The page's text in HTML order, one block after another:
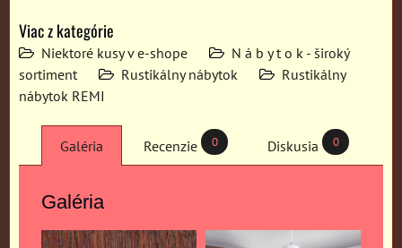
Viac z kategórie
Niektoré kusy v e-shope
N á b y t o k - široký
sortiment
Rustikálny nábytok
Rustikálny
nábytok REMI
Galéria Recenzie 0 Diskusia 0
Galéria